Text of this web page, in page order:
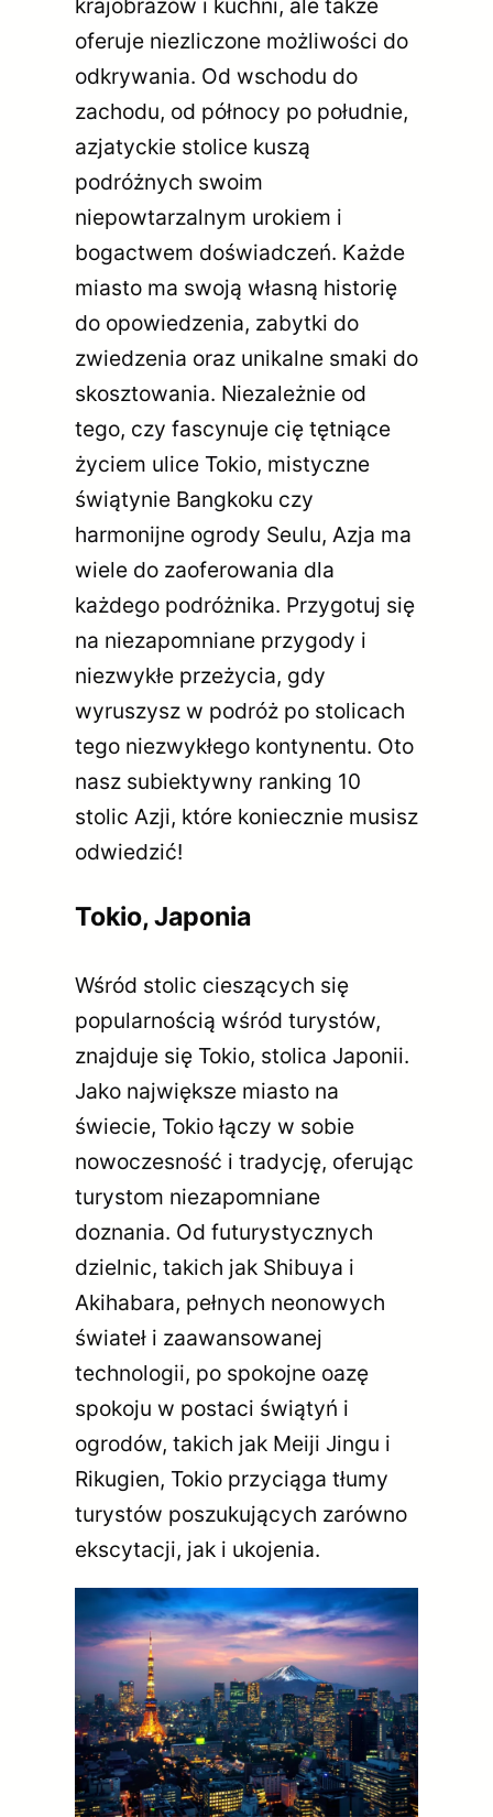
oferuje niezliczone możliwości do
odkrywania. Od wschodu do
zachodu, od północy po południe,
azjatyckie stolice kuszą
podróżnych swoim
niepowtarzalnym urokiem i
bogactwem doświadczeń. Każde
miasto ma swoją własną historię
do opowiedzenia, zabytki do
zwiedzenia oraz unikalne smaki do
skosztowania. Niezależnie od
tego, czy fascynuje cię tętniące
życiem ulice Tokio, mistyczne
świątynie Bangkoku czy
harmonijne ogrody Seulu, Azja ma
wiele do zaoferowania dla
każdego podróżnika. Przygotuj się
na niezapomniane przygody i
niezwykłe przeżycia, gdy
wyruszysz w podróż po stolicach
tego niezwykłego kontynentu. Oto
nasz subiektywny ranking 10
stolic Azji, które koniecznie musisz
odwiedzić!
Tokio, Japonia
Wśród stolic cieszących się
popularnością wśród turystów,
znajduje się Tokio, stolica Japonii.
Jako największe miasto na
świecie, Tokio łączy w sobie
nowoczesność i tradycję, oferując
turystom niezapomniane
doznania. Od futurystycznych
dzielnic, takich jak Shibuya i
Akihabara, pełnych neonowych
świateł i zaawansowanej
technologii, po spokojne oazę
spokoju w postaci świątyń i
ogrodów, takich jak Meiji Jingu i
Rikugien, Tokio przyciąga tłumy
turystów poszukujących zarówno
ekscytacji, jak i ukojenia.